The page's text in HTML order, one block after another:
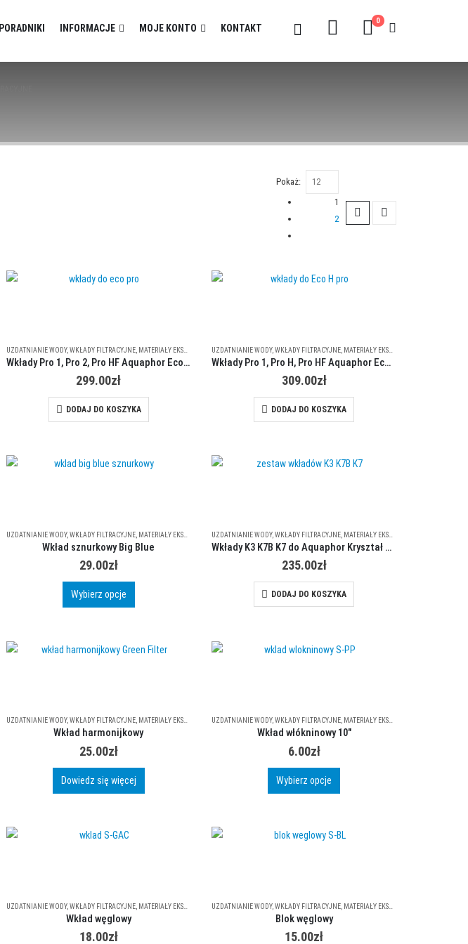
PORADNIKI INFORMACJE MOJE KONTO KONTAKT
0
Pokaż:
1
2
UZDATNIANIE WODY, WKŁADY FILTRACYJNE, MATERIAŁY EKSPLOATACYJNE
Wkłady Pro 1, Pro 2, Pro HF Aquaphor Eco Pro
299.00zł
DODAJ DO KOSZYKA
UZDATNIANIE WODY,WKŁADY FILTRACYJNE MATERIAŁY EKSPLOATACYJNE
Wkłady Pro 1, Pro H, Pro HF Aquaphor Eco H Pro
309.00zł
DODAJ DO KOSZYKA
UZDATNIANIE WODY, WKŁADY FILTRACYJNE, MATERIAŁY EKSPLOATACYJNE
Wkład sznurkowy Big Blue
29.00zł
Wybierz opcje
produkt
wariantów.
na
stronie
UZDATNIANIE WODY,WKŁADY FILTRACYJNE MATERIAŁY EKSPLOATACYJNE
Wkłady K3 K7B K7 do Aquaphor Kryształ B ECO
235.00zł
DODAJ DO KOSZYKA
UZDATNIANIE WODY,WKŁADY FILTRACYJNE, MATERIAŁY EKSPLOATACYJNE
Wkład harmonijkowy
25.00zł
Dowiedz się więcej
UZDATNIANIE WODY,WKŁADY FILTRACYJNE, MATERIAŁY EKSPLOATACYJNE
Wkład włókninowy 10″
6.00zł
Wybierz opcje
produkt
wariantów.
na
UZDATNIANIE WODY, WKŁADY FILTRACYJNE, MATERIAŁY EKSPLOATACYJNE
Wkład węglowy
18.00zł
UZDATNIANIE WODY,WKŁADY FILTRACYJNE MATERIAŁY EKSPLOATACYJNE
Blok węglowy
15.00zł